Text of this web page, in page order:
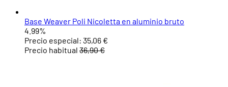
Base Weaver Poli Nicoletta en aluminio bruto
4.99%
Precio especial: 35,06 €
Precio habitual 36,90 €